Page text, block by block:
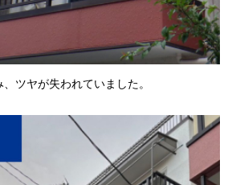
ツヤが失われていました。